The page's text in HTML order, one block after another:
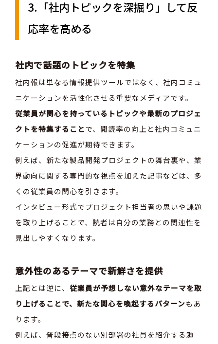
3.「社内トピックを深掘り」して反
応率を高める
社内で話題のトピックを特集
社内報は単なる情報提供ツールではなく、社内コミュ
ニケーションを活性化させる重要なメディアです。
従業員が関心を持っているトピックや最新のプロジェ
クトを特集することで、閲読率の向上と社内コミュニ
ケーションの促進が期待できます。
例えば、新たな製品開発プロジェクトの舞台裏や、業
界動向に関する専門的な視点を加えた記事などは、多
くの従業員の関心を引きます。
インタビュー形式でプロジェクト担当者の思いや課題
を取り上げることで、読者は自分の業務との関連性を
見出しやすくなります。
意外性のあるテーマで新鮮さを提供
上記とは逆に、従業員が予想しない意外なテーマを取
り上げることで、新たな関心を喚起するパターンもあ
ります。
例えば、普段接点のない別部署の社員を紹介する趣